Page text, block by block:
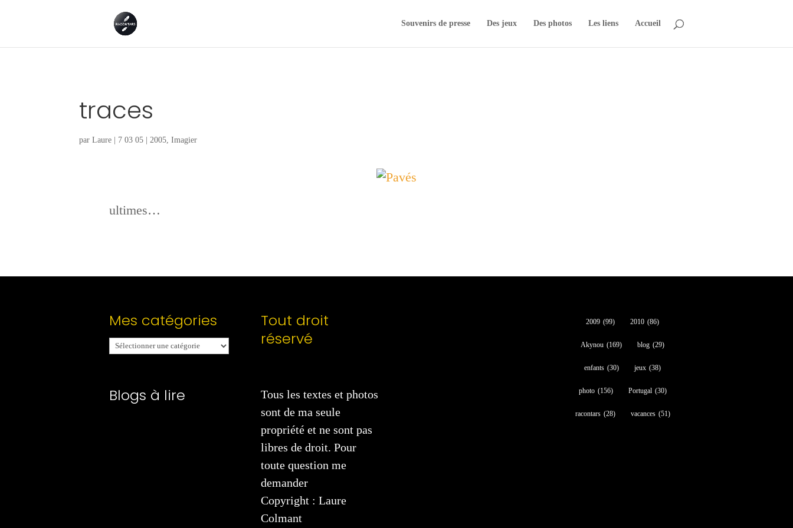
Souvenirs de presse Des jeux Des photos Les liens Accueil
traces
parLaure | 7 03 05 | 2005 ,Imagier
ultimes…
Mes catégories
Mes
catégories
Blogs à lire
Tout droit
réservé
Tous les textes et photos
sont de ma seule
propriété et ne sont pas
libres de droit. Pour
toute question me
demander
Copyright : Laure
Colmant
2009 (99) 2010 (86)
Akynou (169) blog (29)
enfants (30) jeux (38)
photo (156) Portugal (30)
racontars (28) vacances (51)